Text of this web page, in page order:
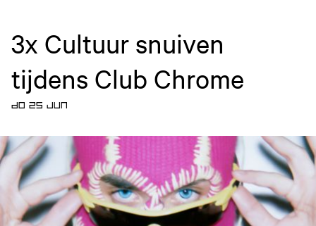
3x Cultuur snuiven
tijdens Club Chrome
DO 25 JUN